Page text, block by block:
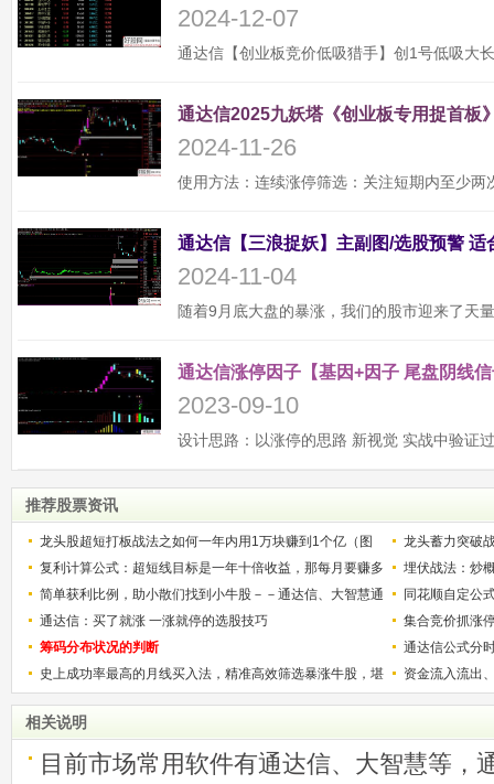
2024-12-07
通达信2025九妖塔《创业板专用捉首板
2024-11-26
2024-11-04
通达信涨停因子【基因+因子 尾盘阴线
2023-09-10
推荐股票资讯
龙头股超短打板战法之如何一年内用1万块赚到1个亿（图
解）
龙头蓄力突破
的技巧（图解
复利计算公式：超短线目标是一年十倍收益，那每月要赚多
少？
埋伏战法：炒
简单获利比例，助小散们找到小牛股－－通达信、大智慧通
用
同花顺自定公
通达信：买了就涨 一涨就停的选股技巧
集合竞价抓涨
筹码分布状况的判断
通达信公式分
史上成功率最高的月线买入法，精准高效筛选暴涨牛股，堪
资金流入流出
相关说明
目前市场常用软件有通达信、大智慧等，